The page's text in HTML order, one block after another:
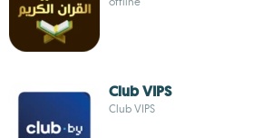
Club VIPS
Club VIPS